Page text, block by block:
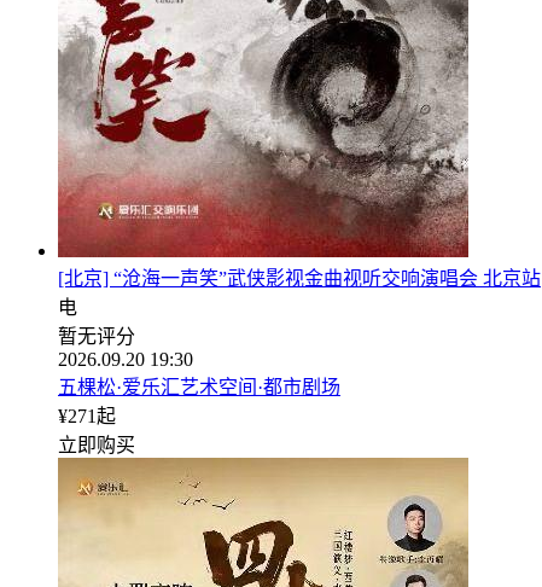
[北京] “沧海一声笑”武侠影视金曲视听交响演唱会 北京站
电
暂无评分
2026.09.20 19:30
五棵松·爱乐汇艺术空间·都市剧场
¥271起
立即购买